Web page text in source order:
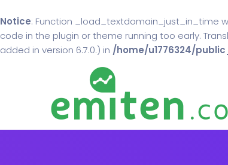
Notice: Function _load_textdomain_just_in_time
code in the plugin or theme running too early.
added in version 6.7.0.) in /home/u1776324/